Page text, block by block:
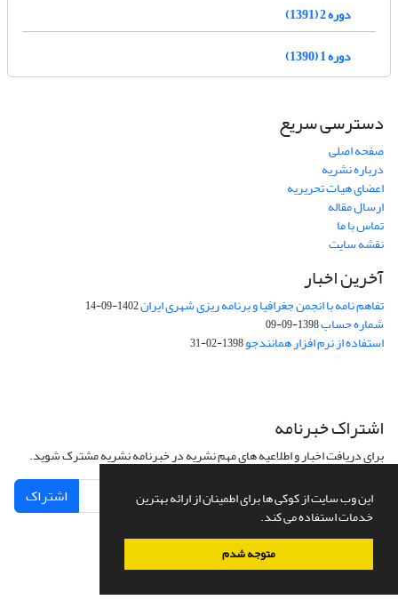
این وب سایت از کوکی ها برای اطمینان از ارائه بهترین
خدمات استفاده می کند.
متوجه شدم
دوره 2 (1391)
دوره 1 (1390)
دسترسی سریع
صفحه اصلی
درباره نشریه
اعضای هیات تحریریه
ارسال مقاله
تماس با ما
نقشه سایت
آخرین اخبار
تفاهم نامه با انجمن جغرافیا و برنامه ریزی شهری ایران1402-09-14
شماره حساب1398-09-09
استفاده از نرم افزار همانندجو1398-02-31
اشتراک خبرنامه
برای دریافت اخبار و اطلاعیه های مهم نشریه در خبرنامه نشریه مشترک شوید.
اشتراک
سامانه مدیریت نشریات علمی.طراحی و پیاده سازی ازسیناوب